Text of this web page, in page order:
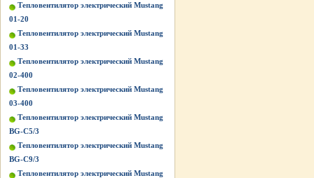
Тепловентилятор электрический Mustang
01-20
Тепловентилятор электрический Mustang
01-33
Тепловентилятор электрический Mustang
02-400
Тепловентилятор электрический Mustang
03-400
Тепловентилятор электрический Mustang
BG-C5/3
Тепловентилятор электрический Mustang
BG-C9/3
Тепловентилятор электрический Mustang